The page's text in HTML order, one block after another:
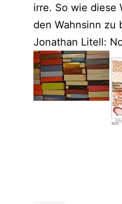
irre. So wie diese
den Wahnsinn zu
Jonathan Litell: